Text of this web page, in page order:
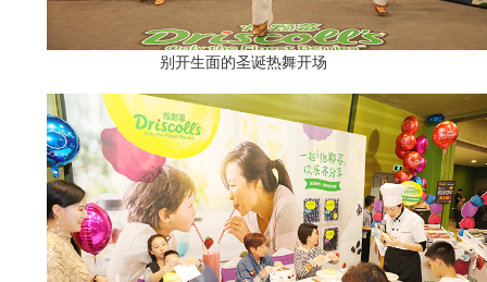
别开生面的圣诞热舞开场